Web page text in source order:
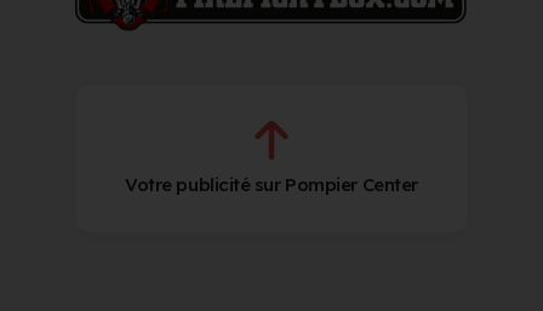
Votre publicité sur Pompier Center